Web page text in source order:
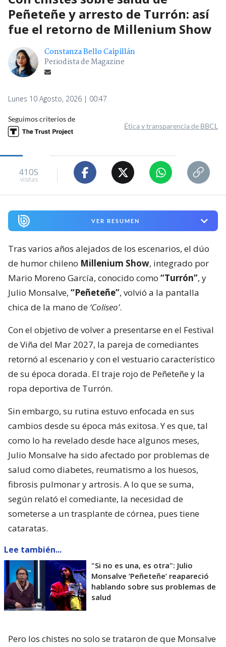
Peñeteñe y arresto de Turrón: así
fue el retorno de Millenium Show
Constanza Bello Caipillán
Periodista de Magazine
Lunes 10 Agosto, 2026 | 00:47
Seguimos criterios de
Ética y transparencia de BBCL
4105
visitas
VER RESUMEN
Tras varios años alejados de los escenarios, el dúo
de humor chileno Millenium Show, integrado por
Mario Moreno García, conocido como “Turrón”, y
Julio Monsalve, “Peñeteñe”, volvió a la pantalla
chica de la mano de ‘Coliseo’.
Con el objetivo de volver a presentarse en el Festival
de Viña del Mar 2027, la pareja de comediantes
retornó al escenario y con el vestuario característico
de su época dorada. El traje rojo de Peñeteñe y la
ropa deportiva de Turrón.
Sin embargo, su rutina estuvo enfocada en sus
cambios desde su época más exitosa. Y es que, tal
como lo ha revelado desde hace algunos meses,
Julio Monsalve ha sido afectado por problemas de
salud como diabetes, reumatismo a los huesos,
fibrosis pulmonar y artrosis. A lo que se suma,
según relató el comediante, la necesidad de
someterse a un trasplante de córnea, pues tiene
cataratas.
Lee también...
"Si no es una, es otra": Julio
Monsalve ’Peñeteñe’ reapareció
hablando sobre sus problemas de
salud
Pero los chistes no solo se trataron de que Monsalve